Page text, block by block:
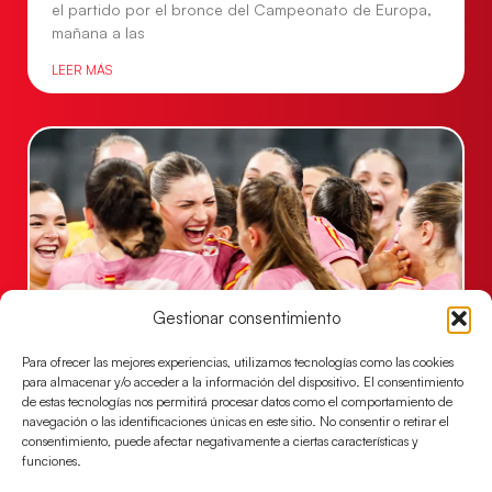
Gestionar consentimiento
Para ofrecer las mejores experiencias, utilizamos tecnologías como las cookies
para almacenar y/o acceder a la información del dispositivo. El consentimiento
de estas tecnologías nos permitirá procesar datos como el comportamiento de
navegación o las identificaciones únicas en este sitio. No consentir o retirar el
consentimiento, puede afectar negativamente a ciertas características y
funciones.
el partido por el bronce del Campeonato de Europa,
mañana a las
LEER MÁS
Montenegro, última frontera para las
Guerreras Juveniles en la conquista del oro
mundial
El conjunto dirigido por Cristina Cabeza buscará